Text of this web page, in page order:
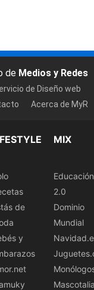
de Medios y Redes
de Diseño web
Acerca de MyR
de
y
MIX
Educación
2.0
Dominio
Mundial